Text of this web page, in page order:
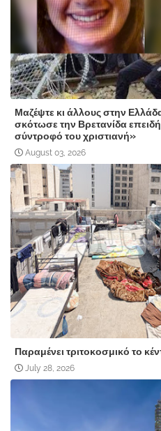
Μαζέψτε κι άλλους στην
σκότωσε την Βρετανίδα
σύντροφό του χριστιανή»
August 03, 2026
Παραμένει τριτοκοσμικό το
July 28, 2026